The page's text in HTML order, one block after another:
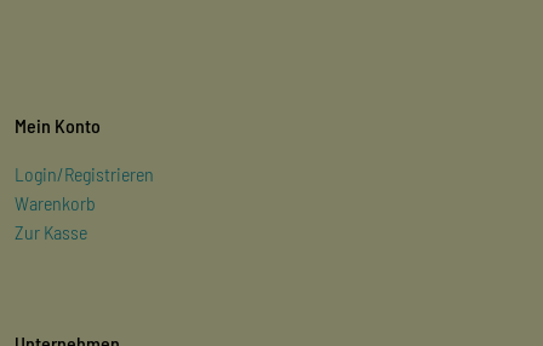
Mein Konto
Login/Registrieren
Warenkorb
Zur Kasse